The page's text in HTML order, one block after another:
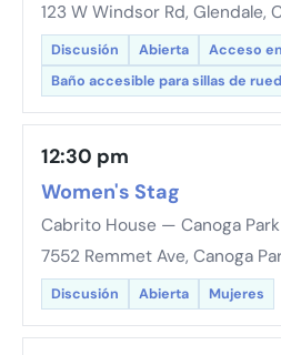
123 W Windsor Rd, Glendale,
Discusión Abierta
Acceso
Baño accesible para sillas de
12:30 pm
Women's Stag
Cabrito House — Canoga Park
7552 Remmet Ave, Canoga
Discusión Abierta Mujeres